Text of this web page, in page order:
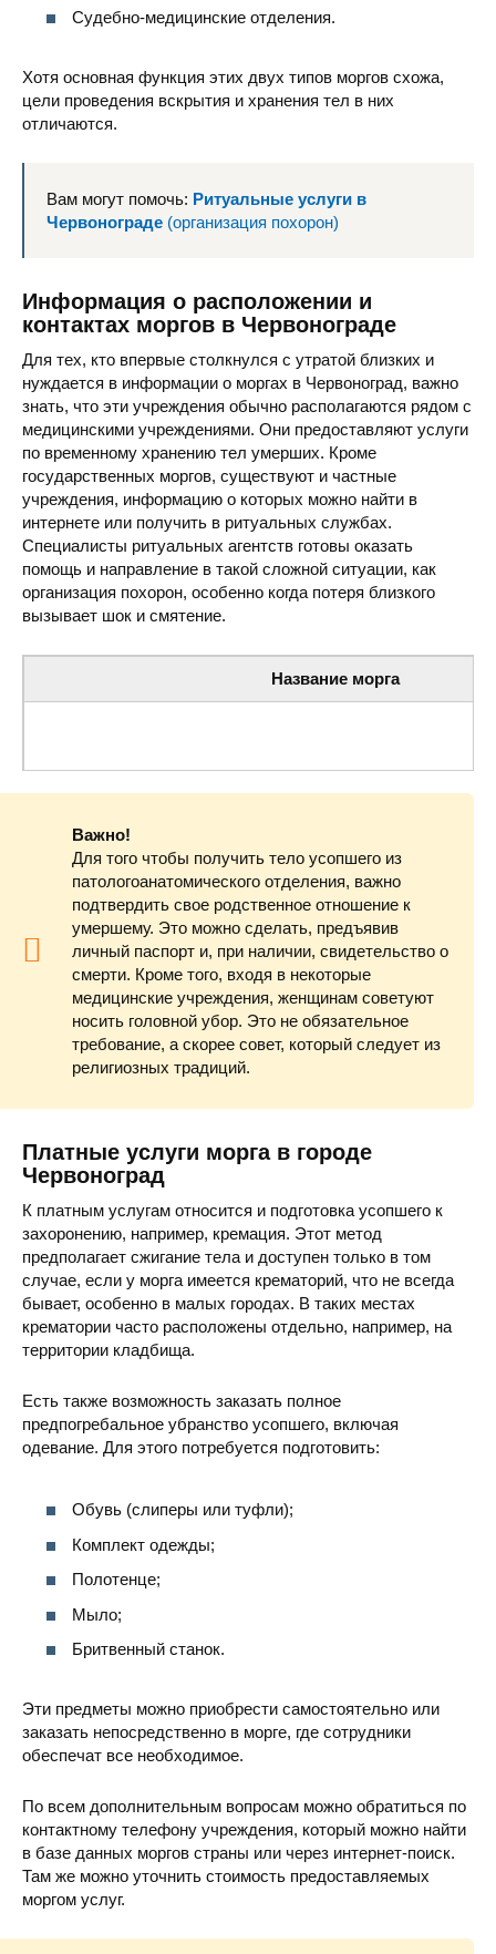
Судебно-медицинские отделения.
Хотя основная функция этих двух типов моргов схожа,
цели проведения вскрытия и хранения тел в них
отличаются.
Вам могут помочь: Ритуальные услуги в
Червонограде (организация похорон)
Информация о расположении и
контактах моргов в Червонограде
Для тех, кто впервые столкнулся с утратой близких и
нуждается в информации о моргах в Червоноград, важно
знать, что эти учреждения обычно располагаются рядом с
медицинскими учреждениями. Они предоставляют услуги
по временному хранению тел умерших. Кроме
государственных моргов, существуют и частные
учреждения, информацию о которых можно найти в
интернете или получить в ритуальных службах.
Специалисты ритуальных агентств готовы оказать
помощь и направление в такой сложной ситуации, как
организация похорон, особенно когда потеря близкого
вызывает шок и смятение.
Название морга
Центральная городская больница Червоноградского
Важно!
Для того чтобы получить тело усопшего из
патологоанатомического отделения, важно
подтвердить свое родственное отношение к
умершему. Это можно сделать, предъявив
личный паспорт и, при наличии, свидетельство о
смерти. Кроме того, входя в некоторые
медицинские учреждения, женщинам советуют
носить головной убор. Это не обязательное
требование, а скорее совет, который следует из
религиозных традиций.
Платные услуги морга в городе
Червоноград
К платным услугам относится и подготовка усопшего к
захоронению, например, кремация. Этот метод
предполагает сжигание тела и доступен только в том
случае, если у морга имеется крематорий, что не всегда
бывает, особенно в малых городах. В таких местах
крематории часто расположены отдельно, например, на
территории кладбища.
Есть также возможность заказать полное
предпогребальное убранство усопшего, включая
одевание. Для этого потребуется подготовить:
Обувь (слиперы или туфли);
Комплект одежды;
Полотенце;
Мыло;
Бритвенный станок.
Эти предметы можно приобрести самостоятельно или
заказать непосредственно в морге, где сотрудники
обеспечат все необходимое.
По всем дополнительным вопросам можно обратиться по
контактному телефону учреждения, который можно найти
в базе данных моргов страны или через интернет-поиск.
Там же можно уточнить стоимость предоставляемых
моргом услуг.